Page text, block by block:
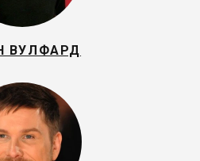
ВУЛФАРД